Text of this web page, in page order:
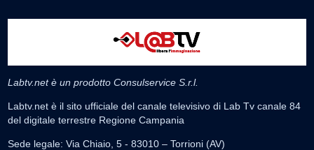
Labtv.net è un prodotto Consulservice S.r.l.
Labtv.net è il sito ufficiale del canale televisivo di Lab Tv canale 84
del digitale terrestre Regione Campania
Sede legale: Via Chiaio, 5 - 83010 – Torrioni (AV)